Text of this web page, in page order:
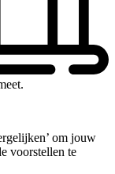
om jouw
voorstellen te